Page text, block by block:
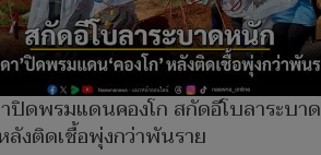
ปิดพรมแดนคองโก สกัดอีโบลาระบาด
งติดเชื้อพุ่งกว่าพันราย